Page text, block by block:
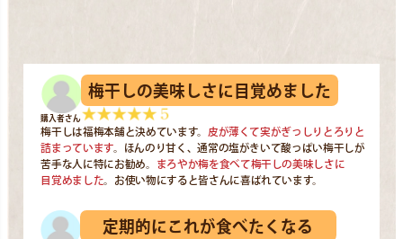
購入者さん
梅干しの美味しさに目覚めました
梅干しは福梅本舗と決めています。
皮が薄くて実がぎっしりとろりと
詰まっています 。ほんのり甘く、通常の塩がきいて酸っぱい梅干しが
苦手な人に特にお勧め。
まろやか梅を食べて梅干しの美味しさに
目覚めました 。お使い物にすると皆さんに喜ばれています。
定期的にこれが食べたくなる